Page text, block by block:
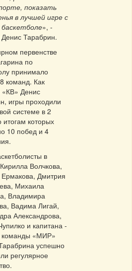
показать
в лучшей игре с
», -
Тарабрин.
первенстве
по
принимало
команд. Как
«КВ» Денис
игры проходили
системе в 2
итогам которых
10 побед и 4
в
Волчкова,
Дмитрия
Михаила
Владимира
Вадима Лигай,
Александрова,
и капитана -
команды «МИР»
успешно
регулярное